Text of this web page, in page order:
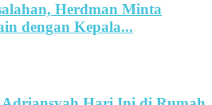
Herdman Minta
dengan Kepala...